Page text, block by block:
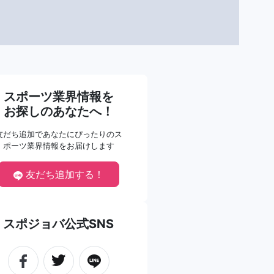
スポーツ業界情報を
お探しのあなたへ！
だち追加であなたにぴったりのス
ポーツ業界情報をお届けします
友だち追加する！
スポジョバ公式SNS